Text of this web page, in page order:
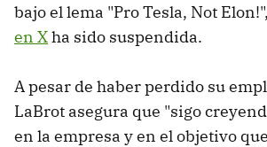
bajo el lema "Pro Tesla, Not
en Xha sido suspendida.
A pesar de haber perdido su
LaBrot asegura que "sigo
en la empresa y en el objetivo